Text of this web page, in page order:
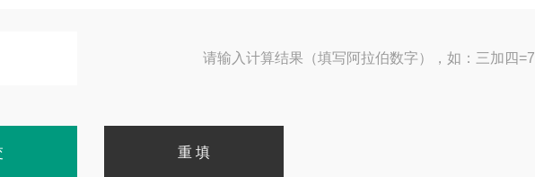
请输入计算结果（填写阿拉伯数字），如：三加四=7